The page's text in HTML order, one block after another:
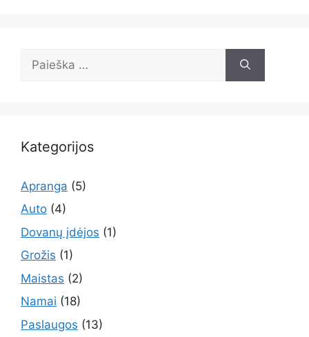
Kategorijos
Apranga (5)
Auto (4)
Dovanų įdėjos (1)
Grožis (1)
Maistas (2)
Namai (18)
Paslaugos (13)